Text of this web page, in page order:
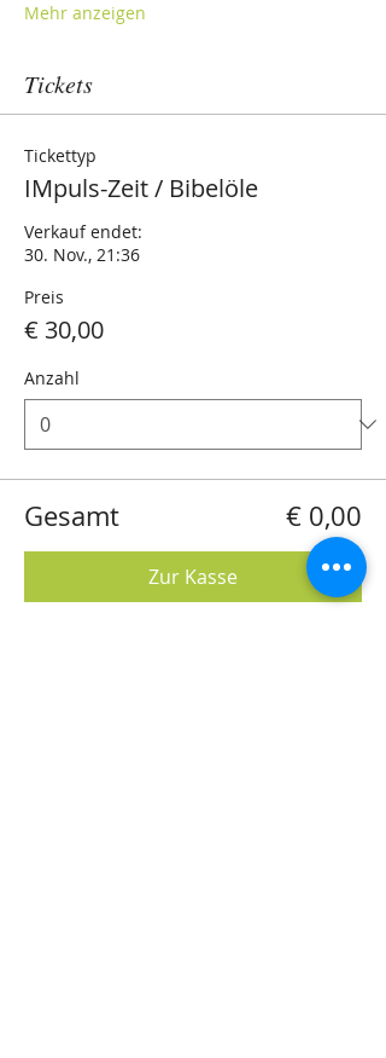
Mehr anzeigen
Tickets
Tickettyp
IMpuls-Zeit / Bibelöle
Verkauf endet:
30. Nov., 21:36
Preis
€ 30,00
Anzahl
Gesamt € 0,00
Zur Kasse